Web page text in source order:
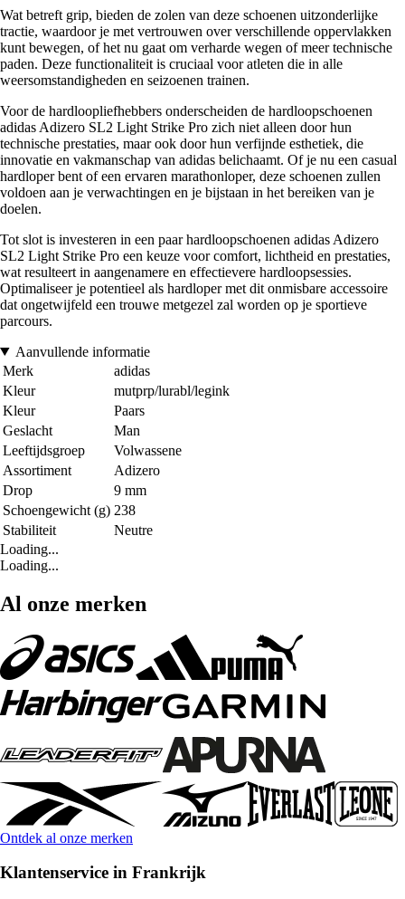
Wat betreft grip, bieden de zolen van deze schoenen uitzonderlijke
tractie, waardoor je met vertrouwen over verschillende oppervlakken
kunt bewegen, of het nu gaat om verharde wegen of meer technische
paden. Deze functionaliteit is cruciaal voor atleten die in alle
weersomstandigheden en seizoenen trainen.
Voor de hardloopliefhebbers onderscheiden de hardloopschoenen
adidas Adizero SL2 Light Strike Pro zich niet alleen door hun
technische prestaties, maar ook door hun verfijnde esthetiek, die
innovatie en vakmanschap van adidas belichaamt. Of je nu een casual
hardloper bent of een ervaren marathonloper, deze schoenen zullen
voldoen aan je verwachtingen en je bijstaan in het bereiken van je
doelen.
Tot slot is investeren in een paar hardloopschoenen adidas Adizero
SL2 Light Strike Pro een keuze voor comfort, lichtheid en prestaties,
wat resulteert in aangenamere en effectievere hardloopsessies.
Optimaliseer je potentieel als hardloper met dit onmisbare accessoire
dat ongetwijfeld een trouwe metgezel zal worden op je sportieve
parcours.
Aanvullende informatie
Merk
adidas
Kleur
mutprp/lurabl/legink
Kleur
Paars
Geslacht
Man
Leeftijdsgroep
Volwassene
Assortiment
Adizero
Drop
9 mm
Schoengewicht (g) 238
Stabiliteit
Neutre
Loading...
Loading...
Al onze merken
Ontdek al onze merken
Klantenservice in Frankrijk